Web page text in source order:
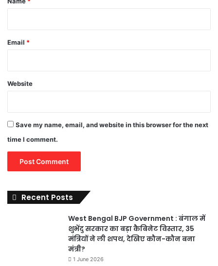
Email *
Website
Save my name, email, and website in this browser for the next
time I comment.
Recent Posts
West Bengal BJP Government : बंगाल में
शुभेंदु सरकार का बड़ा कैबिनेट विस्तार, 35
मंत्रियों ने ली शपथ, देखिए कौन-कौन बना
मंत्री?
1 June 2026